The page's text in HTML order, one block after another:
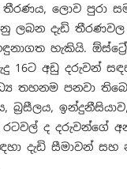
තීරණය, ලොව පුරා
ලබන දැඩි
හැකියි.
16ට අඩු දරුවන්
තහනම පනවා
බ්‍රසීලය,
රටවල් ද දරුවන්ගේ
දැඩි සීමාවන් සහ